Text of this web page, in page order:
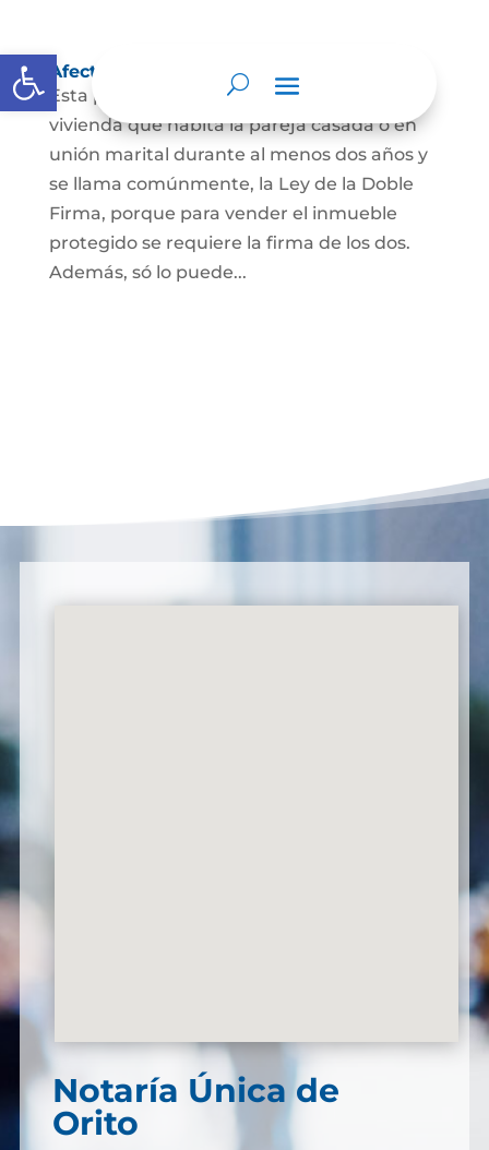
Abrir barra de herramientas
Afectación a Vivienda familiar
Esta protección la ordena la ley sobre la
vivienda que habita la pareja casada o en
unión marital durante al menos dos años y
se llama comúnmente, la Ley de la Doble
Firma, porque para vender el inmueble
protegido se requiere la firma de los dos.
Además, só lo puede...
Notaría Única de
Orito